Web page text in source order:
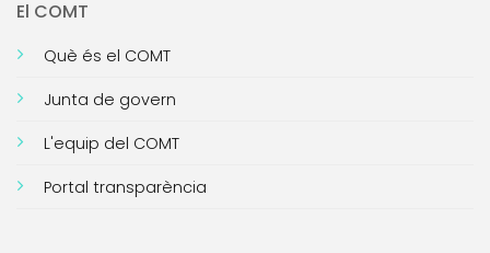
El COMT
Què és el COMT
Junta de govern
L'equip del COMT
Portal transparència